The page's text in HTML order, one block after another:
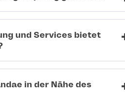
und Services bietet
in der Nähe des